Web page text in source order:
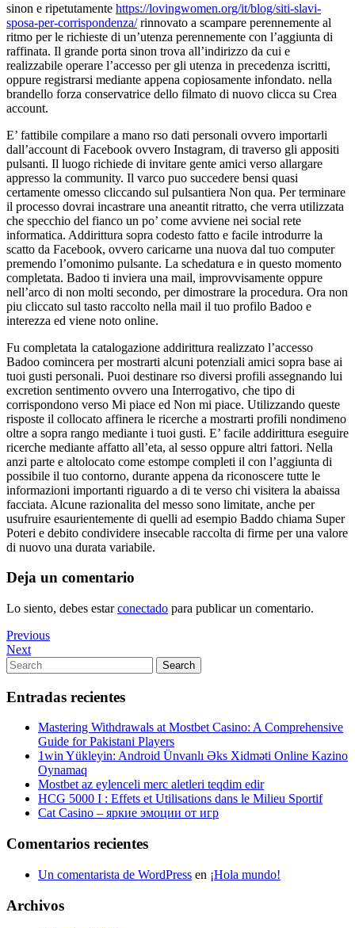
sinon e ripetutamente https://lovingwomen.org/it/blog/siti-slavi-
sposa-per-corrispondenza/rinnovato a scampare perennemente al
ritmo per le richieste di un’utenza perennemente con l’aggiunta di
raffinata. Il grande porta sinon trova all’indirizzo da cui e
realizzabile operare l’accesso per gli utenza in precedenza iscritti,
oppure registrarsi mediante appena copiosamente infondato. nella
brandello forza conservatrice dello filmato di nuovo clicca su Crea
account.
E’ fattibile compilare a mano rso dati personali ovvero importarli
dall’account di Facebook ovvero Instagram, di traverso gli appositi
pulsanti. Il luogo richiede di invitare gente amici verso allargare
appresso la community. Il varco puo succedere bensi quasi
certamente omesso cliccando sul pulsantiera Non qua. Per terminare
il processo dovrai incastrare una aneantit ritratto, che verra utilizzata
che specchio del fianco un po’ come avviene nei social rete
informatica. Addirittura sopra codesto fatto e facile introdurre la
scatto da Facebook, ovvero caricarne una nuova dal tuo computer
premendo l’omonimo pulsante. La schedatura e in questo momento
completata. Badoo ti inviera una mail, improvvisamente oppure
nell’arco di non molti secondo, per dimostrare la procedura. Ora non
piu cliccato sul tasto raccolto nella mail il tuo profilo Badoo e
interezza ed viene noto online.
Fu completata la catalogazione addirittura realizzato l’accesso
Badoo comincera per mostrarti alcuni potenziali amici sopra base ai
tuoi gusti personali. Puoi destinare rso diversi profili assegnando lui
excretion sentimento ovvero una Interrogativo, che tipo di
corrispondono verso Mi piace ed Non mi piace. Utilizzando queste
risposte il collocato affinera le ricerche a mostrarti profili nondimeno
oltre a sopra rango mediante i tuoi gusti. E’ facile addirittura eseguire
ricerche mediante affatto all’eta, al sesso oppure altri fattori. Nella
anzi parte e altolocato come estompe completi il con l’aggiunta di
possibile il tuo contorno, durante appena da riconoscere tutte le
informazioni importanti riguardo a di te verso chi visitera la abaissa
facciata. Alcune razionalita del messo sono limitate, anche per
usufruire esaurientemente di quelli ad esempio Baddo chiama Super
Poteri e debito condividere insecable raccolta di firme per una valore
di nuovo una durata variabile.
Deja un comentario
Lo siento, debes estarconectado para publicar un comentario.
Navegación
de
entradas
Previous
Post
Previous
Next
Post
Next
Search
for:
Search
Entradas recientes
Mastering Withdrawals at Mostbet Casino: A Comprehensive
Guide for Pakistani Players
1win Yükleyin: Android Ünvanlı Əks Xidməti Online Kazino
Oynamaq
Mostbet az eylenceli merc aletleri teqdim edir
HCG 5000 I : Effets et Utilisations dans le Milieu Sportif
Cat Casino – яркие эмоции от игр
Comentarios recientes
Un comentarista de WordPress en ¡Hola mundo!
Archivos